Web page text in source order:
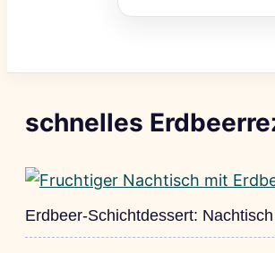
schnelles
Erdbeer-Schichtdessert: